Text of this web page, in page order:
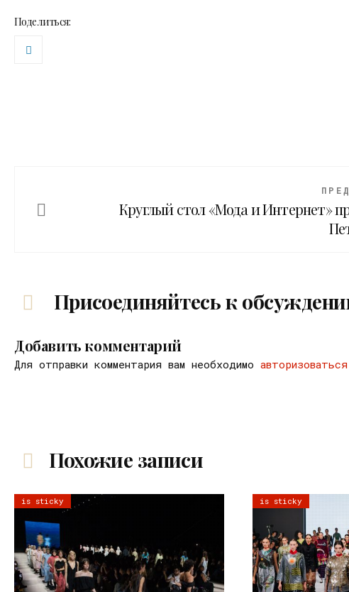
Поделиться:
Круглый стол «Мода и Интернет»
Присоединяйтесь к
Добавить комментарий
Для отправки комментария вам необходимо авторизоваться
Похожие записи
is sticky is sticky